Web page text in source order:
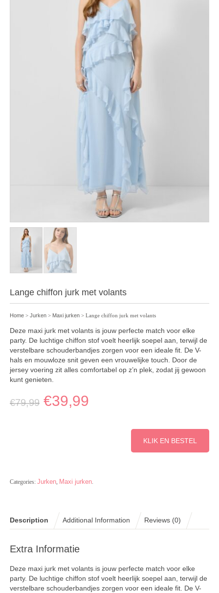
Lange chiffon jurk met volants
Home > Jurken > Maxi jurken > Lange chiffon jurk met volants
Deze maxi jurk met volants is jouw perfecte match voor elke
party. De luchtige chiffon stof voelt heerlijk soepel aan, terwijl de
verstelbare schouderbandjes zorgen voor een ideale fit. De V-
hals en mouwloze snit geven een vrouwelijke touch. Door de
jersey voering zit alles comfortabel op z’n plek, zodat jij gewoon
kunt genieten.
€79,99 €39,99
KLIK EN BESTEL
Categories: Jurken, Maxi jurken.
Description Additional Information Reviews (0)
Extra Informatie
Deze maxi jurk met volants is jouw perfecte match voor elke
party. De luchtige chiffon stof voelt heerlijk soepel aan, terwijl de
verstelbare schouderbandjes zorgen voor een ideale fit. De V-